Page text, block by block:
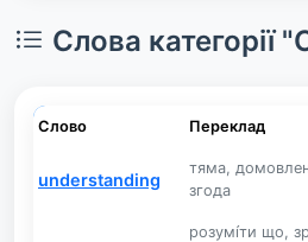
Слова категорії
Слово Переклад
understanding
тяма,
згода
розумі́ти що,